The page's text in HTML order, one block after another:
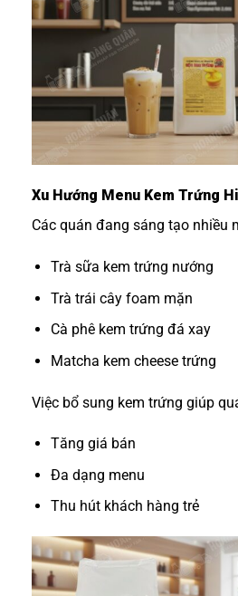
Xu Hướng Menu Kem Trứng
Các quán đang sáng tạo nhiều
Trà sữa kem trứng nướng
Trà trái cây foam mặn
Cà phê kem trứng đá xay
Matcha kem cheese trứng
Việc bổ sung kem trứng giúp
Tăng giá bán
Đa dạng menu
Thu hút khách hàng trẻ